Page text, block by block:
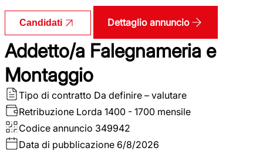
Candidati Dettaglio annuncio
Addetto/a Falegnameria e
Montaggio
Tipo di contratto Da definire – valutare
Retribuzione Lorda 1400 - 1700 mensile
Codice annuncio 349942
Data di pubblicazione 6/8/2026